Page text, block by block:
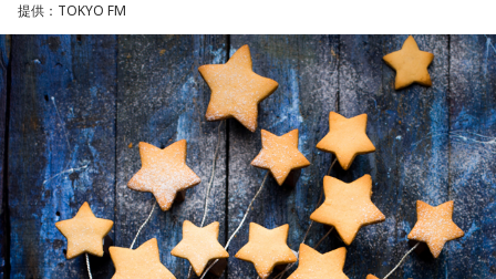
----------------------------------------------------
この日の放送をradikoタイムフリーで聴く
※放送エリア外の方は、プレミアム会員の登録でご利用いた
だけます。
----------------------------------------------------
＜番組概要＞
パートナーの奥迫協子、パーソナリティの江原啓之
●江原啓之 今夜の格言
「お掃除は、心も清め、パワーも増します」
＜番組概要＞
■番組名： 『めちゃめちゃカリスマなラジオ』
■放送日時： 2026年秋 ※放送日時詳細は後日発表
■出演： 小野友樹、山中真尋、福原かつみ、細田健太、日向
朔公、大河元気、橋詰知久
■メールアドレス： charisma@joqr.net
■番組ハッシュタグ： #カリラジ
■QloveR番組ページ： https://qlover.jp/charisma ※月額
660円（税込）
■番組告知映像： https://youtu.be/fjp-_Nw_6AQ
■『カリスマ』作品概要
原作：Dazed CO.,LTD.
松原 秀
音楽製作：EVIL LINE RECORDS
キャラクターデザイン：えびも
アートディレクション：BALCOLONY.
『カリスマ』は、音楽原作キャラクターラッププロジェクト
い気持ちを前に出して、行動していくと良いでしょう。気に
なる相手にも自信を持って接するようにしましょう。
【2位】蠍座（さそり座）
ラッキーなことが起こりそう。周りからの評価も上がって、
充実感を覚えるようです。努力などが認められると、心も落
ち着いて穏やかになれることでしょう。交友関係も好調なの
で、良い縁ができるかも。
提供：TOKYO FM